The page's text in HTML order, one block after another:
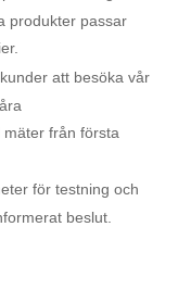
produkter passar
att besöka vår
från första
för testning och
beslut.